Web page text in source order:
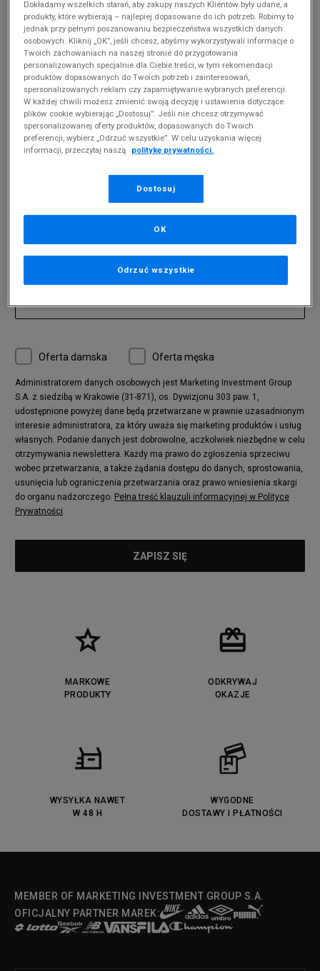
DZIECIĘCE FEEWEAR LOUIE
Produkty pochodzą z końcówek aktualnych
kolekcji, ubiegłych sezonów lub z ekspozycji.
Szczegóły.
Zmień treść wyszukiwanej frazy.
Spróbuj użyć mniejszej ilości filtrów (usuń mniej
istotne).
Powrót do sklepu
Zapisz się do newslettera
Oferta damska Oferta męska
Administratorem danych osobowych jest Marketing Investment Group
S.A. z siedzibą w Krakowie (31-871), os. Dywizjonu 303 paw. 1,
udostępnione powyżej dane będą przetwarzane w prawnie uzasadnionym
interesie administratora, za który uważa się marketing produktów i usług
własnych. Podanie danych jest dobrowolne, aczkolwiek niezbędne w celu
otrzymywania newslettera. Każdy ma prawo do zgłoszenia sprzeciwu
wobec przetwarzania, a także żądania dostępu do danych, sprostowania,
usunięcia lub ograniczenia przetwarzania oraz prawo wniesienia skargi
do organu nadzorczego. Pełna treść klauzuli informacyjnej w Polityce
Prywatności
MARKOWE
PRODUKTY
ODKRYWAJ
OKAZJE
WYSYŁKA NAWET
W 48 H
WYGODNE
DOSTAWY I PŁATNOŚCI
MEMBER OF MARKETING INVESTMENT GROUP S.A.
OFICJALNY PARTNER MAREK:
Dokładamy wszelkich starań, aby zakupy naszych Klientów były udane, a
produkty, które wybierają – najlepiej dopasowane do ich potrzeb. Robimy to
jednak przy pełnym poszanowaniu bezpieczeństwa wszystkich danych
osobowych. Kliknij „OK”, jeśli chcesz, abyśmy wykorzystywali informacje o
Twoich zachowaniach na naszej stronie do przygotowania
personalizowanych specjalnie dla Ciebie treści, w tym rekomendacji
produktów dopasowanych do Twoich potrzeb i zainteresowań,
spersonalizowanych reklam czy zapamiętywanie wybranych preferencji.
W każdej chwili możesz zmienić swoją decyzję i ustawienia dotyczące
plików cookie wybierając „Dostosuj”. Jeśli nie chcesz otrzymywać
spersonalizowanej oferty produktów, dopasowanych do Twoich
preferencji, wybierz „Odrzuć wszystkie”. W celu uzyskania więcej
informacji, przeczytaj naszą
politykę prywatności.
Dostosuj
Odrzuć wszystkie
OK